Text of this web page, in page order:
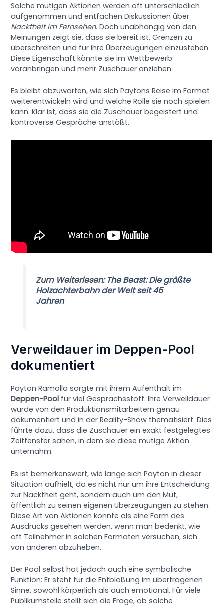
Solche mutigen Aktionen werden oft unterschiedlich
aufgenommen und entfachen Diskussionen über
Nacktheit im Fernsehen. Doch unabhängig von den
Meinungen zeigt sie, dass sie bereit ist, Grenzen zu
überschreiten und für ihre Überzeugungen einzustehen.
Diese Eigenschaft könnte sie im Wettbewerb
voranbringen und mehr Zuschauer anziehen.
Es bleibt abzuwarten, wie sich Paytons Reise im Format
weiterentwickeln wird und welche Rolle sie noch spielen
kann. Klar ist, dass sie die Zuschauer begeistert und
kontroverse Gespräche anstößt.
Zum Weiterlesen:The Beast: Die größte
Holzachterbahn der Welt seit 45
Jahren
Verweildauer im Deppen-Pool
dokumentiert
Payton Ramolla sorgte mit ihrem Aufenthalt im
Deppen-Pool für viel Gesprächsstoff. Ihre Verweildauer
wurde von den Produktionsmitarbeitern genau
dokumentiert und in der Reality-Show thematisiert. Dies
führte dazu, dass die Zuschauer ein exakt festgelegtes
Zeitfenster sahen, in dem sie diese mutige Aktion
unternahm.
Es ist bemerkenswert, wie lange sich Payton in dieser
Situation aufhielt, da es nicht nur um ihre Entscheidung
zur Nacktheit geht, sondern auch um den Mut,
öffentlich zu seinen eigenen Überzeugungen zu stehen.
Diese Art von Aktionen könnte als eine Form des
Ausdrucks gesehen werden, wenn man bedenkt, wie
oft Teilnehmer in solchen Formaten versuchen, sich
von anderen abzuheben.
Der Pool selbst hat jedoch auch eine symbolische
Funktion: Er steht für die Entblößung im übertragenen
Sinne, sowohl körperlich als auch emotional. Für viele
Publikumsteile stellt sich die Frage, ob solche